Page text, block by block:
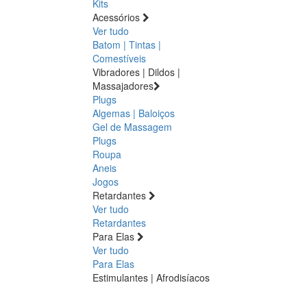
Kits
Acessórios
Ver tudo
Batom | Tintas |
Comestíveis
Vibradores | Dildos |
Massajadores
Plugs
Algemas | Baloiços
Gel de Massagem
Plugs
Roupa
Aneis
Jogos
Retardantes
Ver tudo
Retardantes
Para Elas
Ver tudo
Para Elas
Estimulantes | Afrodisíacos